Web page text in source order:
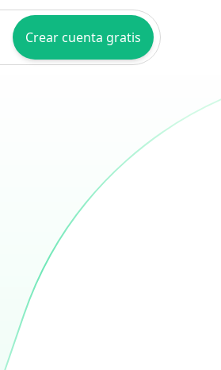
Crear cuenta gratis